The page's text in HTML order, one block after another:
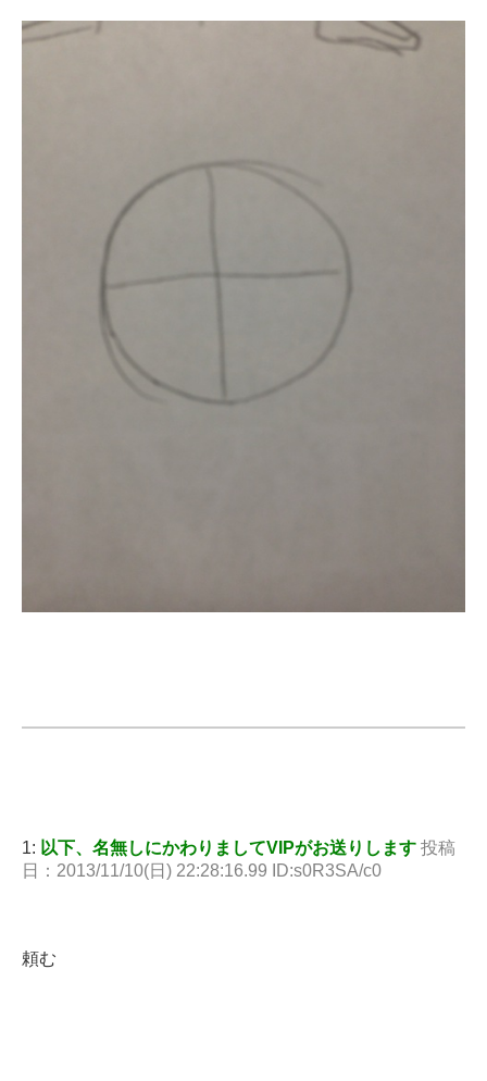
1: 以下、名無しにかわりましてVIPがお送りします 投稿
日：2013/11/10(日) 22:28:16.99 ID:s0R3SA/c0
頼む